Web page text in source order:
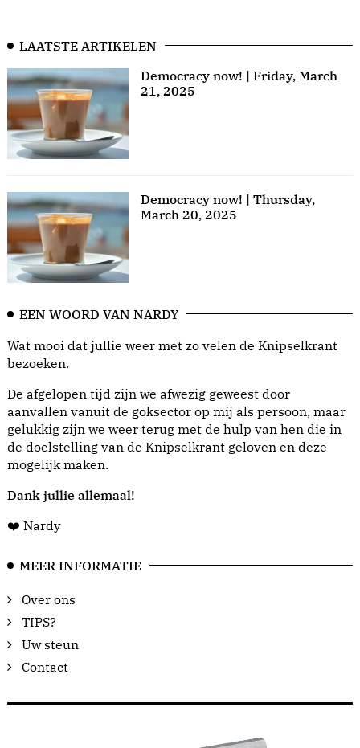
LAATSTE ARTIKELEN
Democracy now! | Friday, March
21, 2025
Democracy now! | Thursday,
March 20, 2025
EEN WOORD VAN NARDY
Wat mooi dat jullie weer met zo velen de Knipselkrant
bezoeken.
De afgelopen tijd zijn we afwezig geweest door
aanvallen vanuit de goksector op mij als persoon, maar
gelukkig zijn we weer terug met de hulp van hen die in
de doelstelling van de Knipselkrant geloven en deze
mogelijk maken.
Dank jullie allemaal!
❤️ Nardy
MEER INFORMATIE
Over ons
TIPS?
Uw steun
Contact